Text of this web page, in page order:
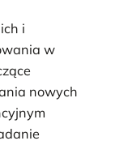
i
w
nowych